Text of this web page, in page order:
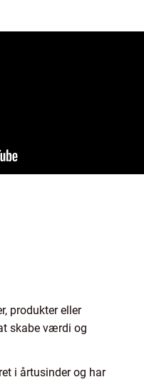
produkter eller
skabe værdi og
i årtusinder og har